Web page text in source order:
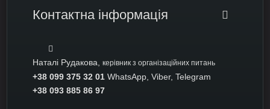
Контактна інформація
Наталі Рудакова,керівник з організаційних питань
+38 099 375 32 01 WhatsApp, Viber, Telegram
+38 093 885 86 97